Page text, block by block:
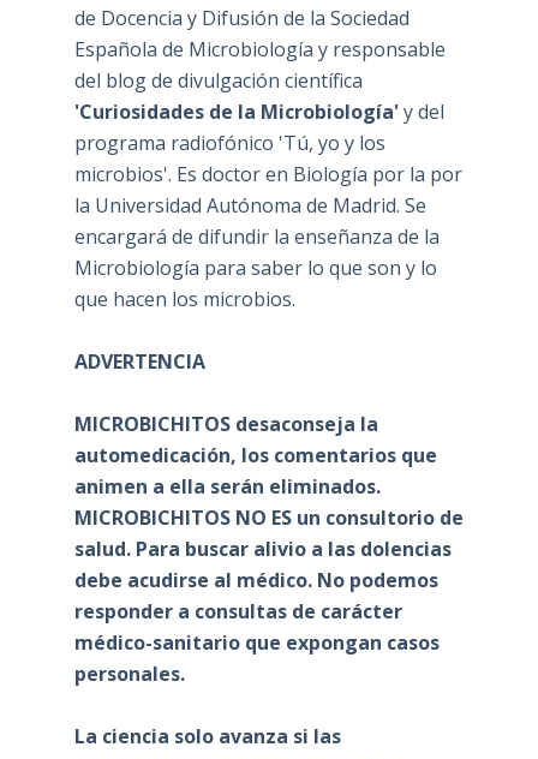
de Docencia y Difusión de la Sociedad
Española de Microbiología y responsable
del blog de divulgación científica
'Curiosidades de la Microbiología'y del
programa radiofónico 'Tú, yo y los
microbios'. Es doctor en Biología por la por
la Universidad Autónoma de Madrid. Se
encargará de difundir la enseñanza de la
Microbiología para saber lo que son y lo
que hacen los microbios.
ADVERTENCIA
MICROBICHITOS desaconseja la
automedicación, los comentarios que
animen a ella serán eliminados.
MICROBICHITOS NO ES un consultorio de
salud. Para buscar alivio a las dolencias
debe acudirse al médico. No podemos
responder a consultas de carácter
médico-sanitario que expongan casos
personales.
La ciencia solo avanza si las